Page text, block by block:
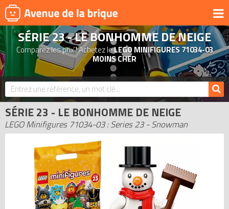
UNIVERS
PRODUITS DÉRIVÉS
NOUVEAUTÉS
LEGO 2026
BONS PLANS
ACTUALITÉS
ASSOCIATIONS DE FANS
EXPOSITIONS LEGO
LEGO LES PLUS CHERS
DERNIERS LEGO AJOUTÉS
SÉRIE 23 - LE BONHOMME DE NEIGE
Comparez les prix ! Achetez leLEGO MINIFIGURES 71034-03
MOINS CHER
SÉRIE 23 - LE BONHOMME DE NEIGE
LEGO Minifigures 71034-03 : Series 23 - Snowman